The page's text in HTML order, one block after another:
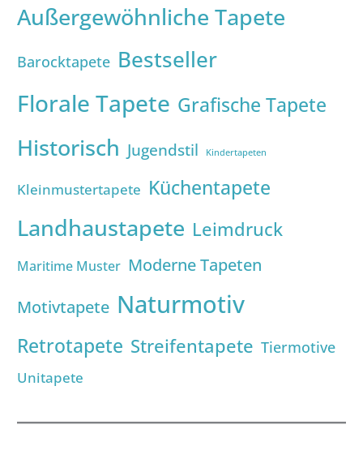
Außergewöhnliche Tapete
Barocktapete Bestseller
Florale Tapete Grafische Tapete
Historisch Jugendstil Kindertapeten
Kleinmustertapete Küchentapete
Landhaustapete Leimdruck
Maritime Muster Moderne Tapeten
Motivtapete Naturmotiv
Retrotapete Streifentapete Tiermotive
Unitapete